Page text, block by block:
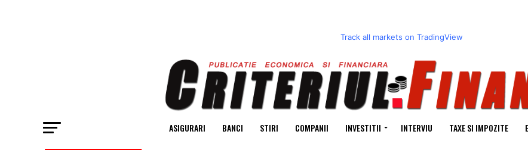
Track all markets on TradingView
ASIGURARI BANCI STIRI COMPANII INVESTITII INTERVIU TAXE SI IMPOZITE